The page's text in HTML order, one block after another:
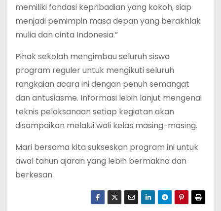
memiliki fondasi kepribadian yang kokoh, siap
menjadi pemimpin masa depan yang berakhlak
mulia dan cinta Indonesia.”
Pihak sekolah mengimbau seluruh siswa
program reguler untuk mengikuti seluruh
rangkaian acara ini dengan penuh semangat
dan antusiasme. Informasi lebih lanjut mengenai
teknis pelaksanaan setiap kegiatan akan
disampaikan melalui wali kelas masing-masing.
Mari bersama kita sukseskan program ini untuk
awal tahun ajaran yang lebih bermakna dan
berkesan.